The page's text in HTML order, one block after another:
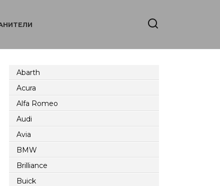
Abarth
Acura
Alfa Romeo
Audi
Avia
BMW
Brilliance
Buick